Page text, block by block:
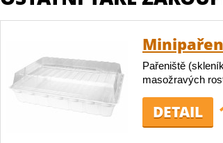
Pařeniště
masožravých
DETAIL